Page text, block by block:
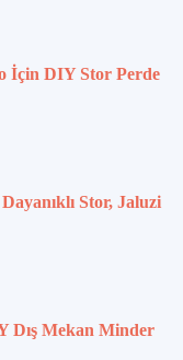
İçin DIY Stor Perde
Stor, Jaluzi
Dış Mekan Minder